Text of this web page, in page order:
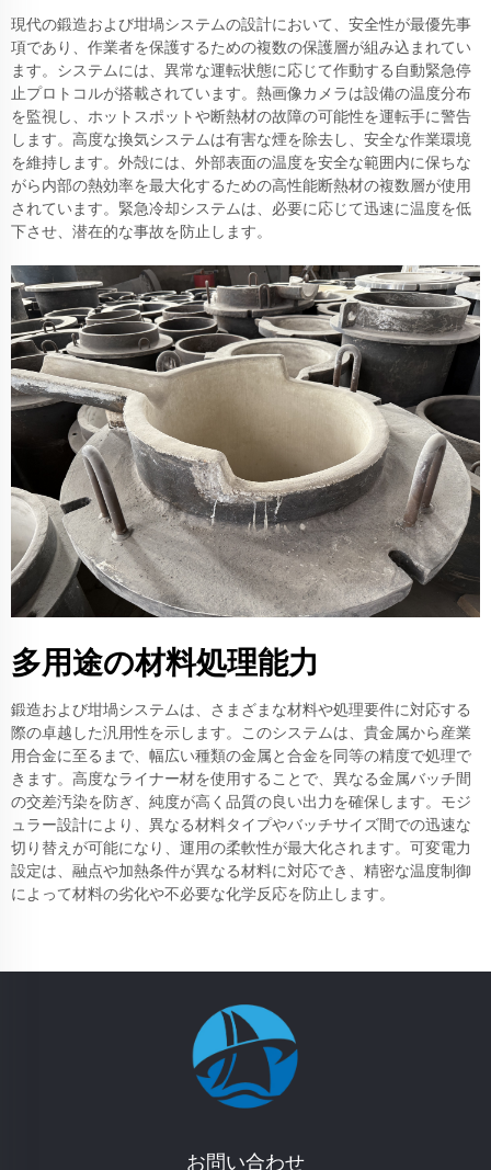
現代の鍛造および坩堝システムの設計において、安全性が最優先事
項であり、作業者を保護するための複数の保護層が組み込まれてい
ます。システムには、異常な運転状態に応じて作動する自動緊急停
止プロトコルが搭載されています。熱画像カメラは設備の温度分布
を監視し、ホットスポットや断熱材の故障の可能性を運転手に警告
します。高度な換気システムは有害な煙を除去し、安全な作業環境
を維持します。外殻には、外部表面の温度を安全な範囲内に保ちな
がら内部の熱効率を最大化するための高性能断熱材の複数層が使用
されています。緊急冷却システムは、必要に応じて迅速に温度を低
下させ、潜在的な事故を防止します。
多用途の材料処理能力
鍛造および坩堝システムは、さまざまな材料や処理要件に対応する
際の卓越した汎用性を示します。このシステムは、貴金属から産業
用合金に至るまで、幅広い種類の金属と合金を同等の精度で処理で
きます。高度なライナー材を使用することで、異なる金属バッチ間
の交差汚染を防ぎ、純度が高く品質の良い出力を確保します。モジ
ュラー設計により、異なる材料タイプやバッチサイズ間での迅速な
切り替えが可能になり、運用の柔軟性が最大化されます。可変電力
設定は、融点や加熱条件が異なる材料に対応でき、精密な温度制御
によって材料の劣化や不必要な化学反応を防止します。
お問い合わせ